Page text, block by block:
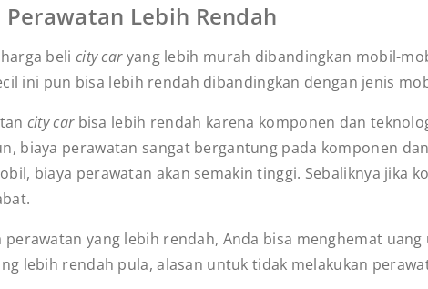
Perawatan Lebih Rendah
beli city caryang lebih murah dibandingkan mobil-
ini pun bisa lebih rendah dibandingkan dengan jenis
city carbisa lebih rendah karena komponen dan
biaya perawatan sangat bergantung pada komponen
biaya perawatan akan semakin tinggi. Sebaliknya jika
perawatan yang lebih rendah, Anda bisa menghemat
lebih rendah pula, alasan untuk tidak melakukan